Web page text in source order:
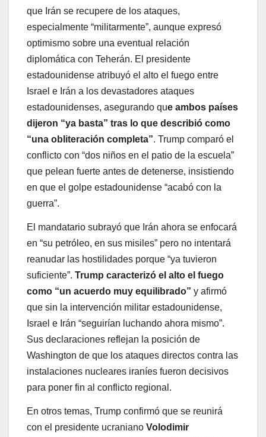
que Irán se recupere de los ataques,
especialmente “militarmente”, aunque expresó
optimismo sobre una eventual relación
diplomática con Teherán. El presidente
estadounidense atribuyó el alto el fuego entre
Israel e Irán a los devastadores ataques
estadounidenses, asegurando que ambos países
dijeron “ya basta” tras lo que describió como
“una obliteración completa”. Trump comparó el
conflicto con “dos niños en el patio de la escuela”
que pelean fuerte antes de detenerse, insistiendo
en que el golpe estadounidense “acabó con la
guerra”.
El mandatario subrayó que Irán ahora se enfocará
en “su petróleo, en sus misiles” pero no intentará
reanudar las hostilidades porque “ya tuvieron
suficiente”. Trump caracterizó el alto el fuego
como “un acuerdo muy equilibrado” y afirmó
que sin la intervención militar estadounidense,
Israel e Irán “seguirían luchando ahora mismo”.
Sus declaraciones reflejan la posición de
Washington de que los ataques directos contra las
instalaciones nucleares iraníes fueron decisivos
para poner fin al conflicto regional.
En otros temas, Trump confirmó que se reunirá
con el presidente ucraniano Volodimir